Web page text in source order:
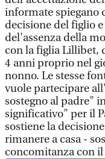
informate spiegano
decisione del figlio
del'assenza della
con la figlia Lillibet,
4 anni proprio nel
nonno. Le stesse
vuole partecipare
sostegno al padre"
significativo" per il
sostiene la
rimanere a casa -
concomitanza con